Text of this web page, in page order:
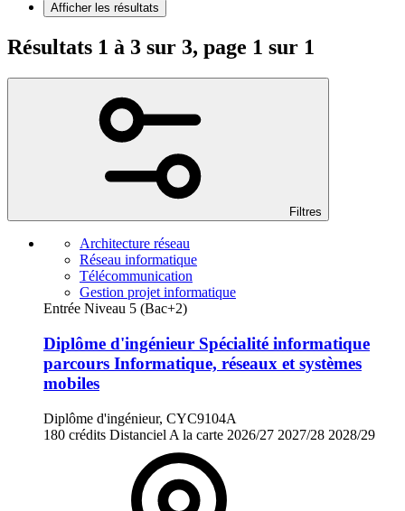
Afficher les résultats
Résultats 1 à 3 sur 3, page 1 sur 1
Filtres
Architecture réseau
Réseau informatique
Télécommunication
Gestion projet informatique
Entrée Niveau 5 (Bac+2)
Diplôme d'ingénieur Spécialité informatique
parcours Informatique, réseaux et systèmes
mobiles
Diplôme d'ingénieur, CYC9104A
180 crédits Distanciel A la carte 2026/27 2027/28 2028/29